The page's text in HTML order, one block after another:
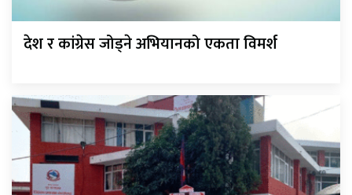
देश र कांग्रेस जोड्ने अभियानको एकता विमर्श